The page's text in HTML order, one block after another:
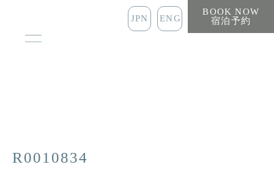
JPN ENG
BOOK NOW
宿泊予約
R0010834